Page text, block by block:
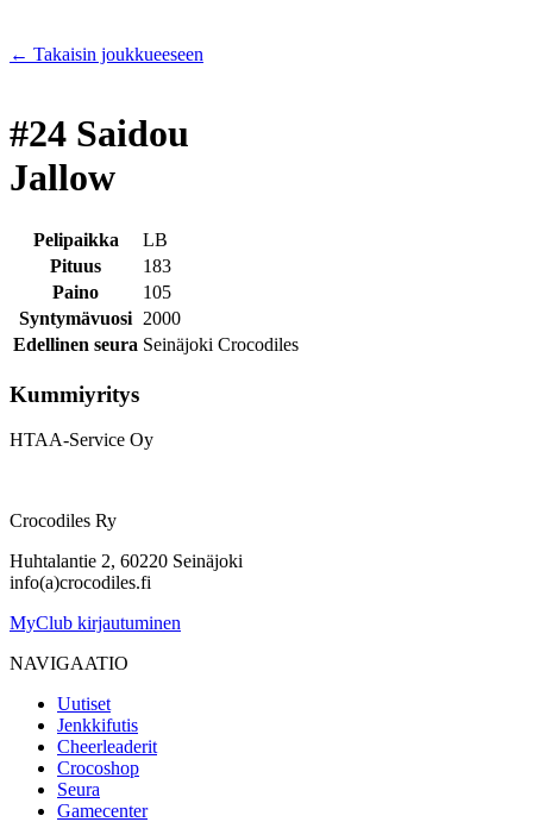
← Takaisin joukkueeseen
#24 Saidou
Jallow
Pelipaikka
LB
Pituus
183
Paino
105
Syntymävuosi 2000
Edellinen seura Seinäjoki Crocodiles
Kummiyritys
HTAA-Service Oy
Crocodiles Ry
Huhtalantie 2, 60220 Seinäjoki
info(a)crocodiles.fi
MyClub kirjautuminen
NAVIGAATIO
Uutiset
Jenkkifutis
Cheerleaderit
Crocoshop
Seura
Gamecenter